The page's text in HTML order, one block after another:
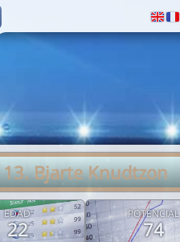
13. Bjarte Knudtzon
EDAD
22
POTENCIAL
74